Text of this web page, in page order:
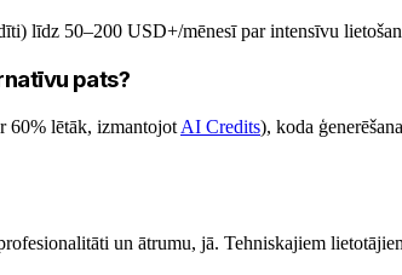
līdz 50–200 USD+/mēnesī par intensīvu
pats?
60% lētāk, izmantojot AI Credits), koda
un ātrumu, jā. Tehniskajiem